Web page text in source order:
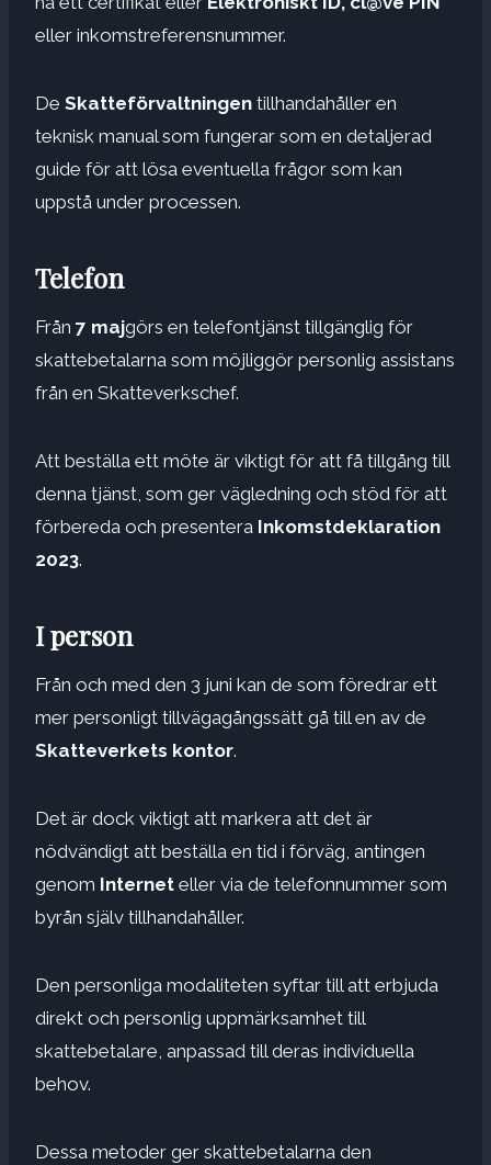
eller inkomstreferensnummer.
De Skatteförvaltningen tillhandahåller en
teknisk manual som fungerar som en detaljerad
guide för att lösa eventuella frågor som kan
uppstå under processen.
Telefon
Från 7 majgörs en telefontjänst tillgänglig för
skattebetalarna som möjliggör personlig assistans
från en Skatteverkschef.
Att beställa ett möte är viktigt för att få tillgång till
denna tjänst, som ger vägledning och stöd för att
förbereda och presentera Inkomstdeklaration
2023.
I person
Från och med den 3 juni kan de som föredrar ett
mer personligt tillvägagångssätt gå till en av de
Skatteverkets kontor.
Det är dock viktigt att markera att det är
nödvändigt att beställa en tid i förväg, antingen
genom Internet eller via de telefonnummer som
byrån själv tillhandahåller.
Den personliga modaliteten syftar till att erbjuda
direkt och personlig uppmärksamhet till
skattebetalare, anpassad till deras individuella
behov.
Dessa metoder ger skattebetalarna den